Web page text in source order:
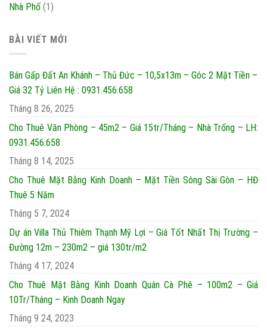
Nhà Phố (1)
BÀI VIẾT MỚI
Bán Gấp Đất An Khánh – Thủ Đức – 10,5x13m – Góc 2 Mặt Tiền –
Giá 32 Tỷ Liên Hệ : 0931.456.658
Tháng 8 26, 2025
Cho Thuê Văn Phòng – 45m2 – Giá 15tr/Tháng – Nhà Trống – LH:
0931.456.658
Tháng 8 14, 2025
Cho Thuê Mặt Bằng Kinh Doanh – Mặt Tiền Sông Sài Gòn – HĐ
Thuê 5 Năm
Tháng 5 7, 2024
Dự án Villa Thủ Thiêm Thạnh Mỹ Lợi – Giá Tốt Nhất Thị Trường –
Đường 12m – 230m2 – giá 130tr/m2
Tháng 4 17, 2024
Cho Thuê Mặt Bằng Kinh Doanh Quán Cà Phê – 100m2 – Giá
10Tr/Tháng – Kinh Doanh Ngay
Tháng 9 24, 2023